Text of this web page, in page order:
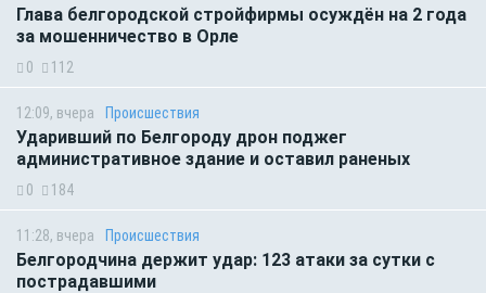
Глава белгородской стройфирмы осуждён на 2 года
за мошенничество в Орле
0 112
12:09, вчера Происшествия
Ударивший по Белгороду дрон поджег
административное здание и оставил раненых
0 184
11:28, вчера Происшествия
Белгородчина держит удар: 123 атаки за сутки с
пострадавшими